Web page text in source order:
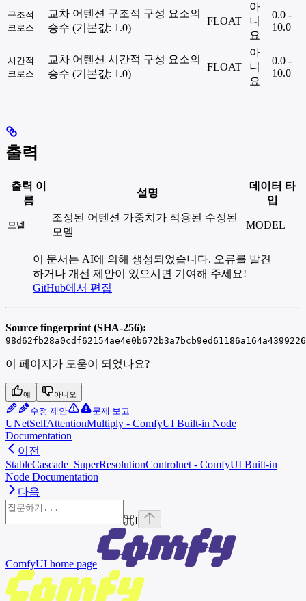
구조적
크로스
교차 어텐션 구조적 구성 요소의
승수 (기본값: 1.0)
FLOAT
아
니
요
0.0 -
10.0
시간적
크로스
교차 어텐션 시간적 구성 요소의
승수 (기본값: 1.0)
FLOAT
아
니
요
0.0 -
10.0
출력
출력 이
름
설명
데이터 타
입
모델
조정된 어텐션 가중치가 적용된 수정된
모델
MODEL
이 문서는 AI에 의해 생성되었습니다. 오류를 발견
하거나 개선 제안이 있으시면 기여해 주세요!
GitHub에서 편집
Source fingerprint (SHA-256):
이 페이지가 도움이 되었나요?
예 아니오
수정 제안 문제 보고
UNetSelfAttentionMultiply - ComfyUI Built-in Node
Documentation
이전
StableCascade_SuperResolutionControlnet - ComfyUI Built-in
Node Documentation
다음
⌘I
ComfyUI home page